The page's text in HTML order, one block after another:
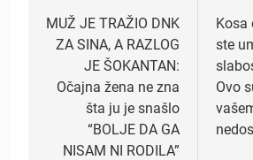
navigation
MUŽ JE TRAŽIO DNK
ZA SINA, A RAZLOG
JE ŠOKANTAN:
Očajna žena ne zna
šta ju je snašlo
“BOLJE DA GA
NISAM NI RODILA”
Kosa
ste
Ovo